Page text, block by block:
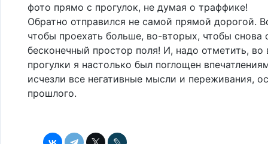
фото прямо с прогулок, не думая о траффике!
Обратно отправился не самой прямой дорогой.
чтобы проехать больше, во-вторых, чтобы снова
бесконечный простор поля! И, надо отметить, во
прогулки я настолько был поглощен
исчезли все негативные мысли и переживания,
прошлого.